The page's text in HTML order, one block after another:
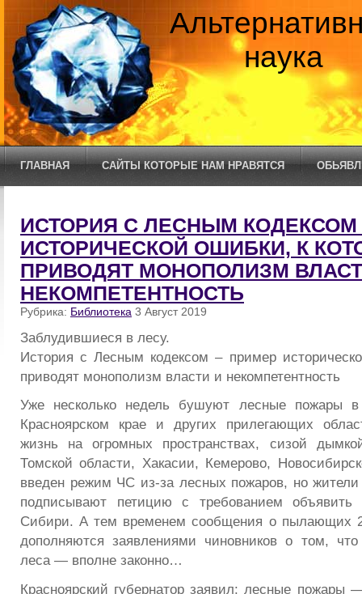
наука
ГЛАВНАЯ САЙТЫ КОТОРЫЕ НАМ НРАВЯТСЯ
ИСТОРИЯ С ЛЕСНЫМ КОДЕКСОМ
ИСТОРИЧЕСКОЙ ОШИБКИ, К
ПРИВОДЯТ МОНОПОЛИЗМ
НЕКОМПЕТЕНТНОСТЬ
Рубрика: Библиотека 3 Август 2019
Заблудившиеся в лесу.
История с Лесным кодексом – пример
приводят монополизм власти и некомпетентность
Уже несколько недель бушуют лесные пожары в
Красноярском крае и других прилегающих
жизнь на огромных пространствах, сизой
Томской области, Хакасии, Кемерово,
введен режим ЧС из-за лесных пожаров, но жители
подписывают петицию с требованием
Сибири. А тем временем сообщения о пылающих 2
дополняются заявлениями чиновников о том,
леса — вполне законно…
Красноярский губернатор заявил: лесные пожары